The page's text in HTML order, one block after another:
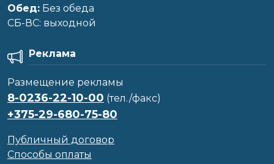
Обед: Без обеда
CБ-ВС: выходной
Реклама
Размещение рекламы
8-0236-22-10-00 (тел./факс)
+375-29-680-75-80
Публичный договор
Способы оплаты